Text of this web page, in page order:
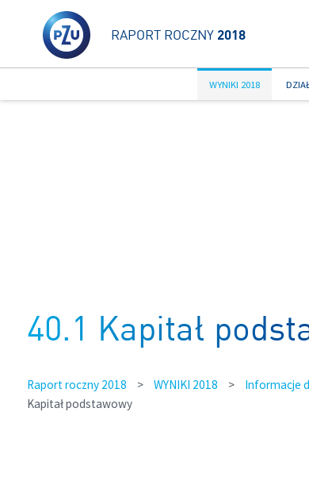
RAPORT ROCZNY 2018
WYNIKI 2018
40.1 Kapitał
Raport roczny 2018 > WYNIKI 2018 > Informacje
Kapitał podstawowy